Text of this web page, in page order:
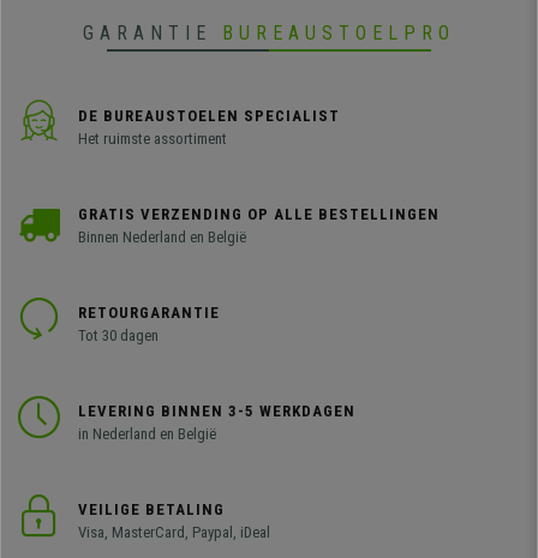
GARANTIE BUREAUSTOELPRO
DE BUREAUSTOELEN SPECIALIST
Het ruimste assortiment
GRATIS VERZENDING OP ALLE BESTELLINGEN
Binnen Nederland en België
RETOURGARANTIE
Tot 30 dagen
LEVERING BINNEN 3-5 WERKDAGEN
in Nederland en België
VEILIGE BETALING
Visa, MasterCard, Paypal, iDeal